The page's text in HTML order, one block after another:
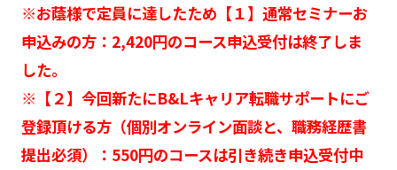
※お蔭様で定員に達したため【１】通常セミナーお
申込みの方：2,420円のコース申込受付は終了しま
した。
※【２】今回新たにB&Lキャリア転職サポートにご
登録頂ける方（個別オンライン面談と、職務経歴書
提出必須）：550円のコースは引き続き申込受付中